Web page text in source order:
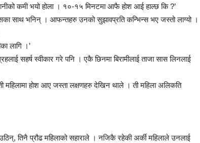
कमी भयो होला । १०-१५ मिनटमा आफै होश आई हाल्छ कि ?’
साथ भनिन् । आफन्तहरु उनको सुझावप्रति कन्भिन्स भए जस्तो लाग्यो ।
लागि ।’
सहर्ष स्वीकार गरे पनि । एकै छिनमा बिरामीलाई ताजा सास लिनलाई
महिलामा होश आए जस्ता लक्षणहरु देखिन थाले । ती महिला अलिकति
तिनै प्रौढ महिलाको सहाराले । नजिकै रहेकी अर्की महिलाले उनलाई